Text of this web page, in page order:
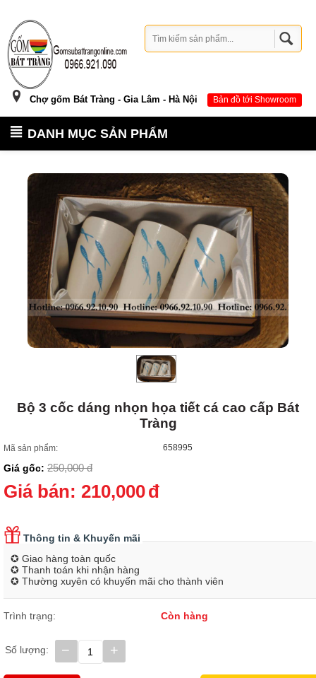
Chợ gốm Bát Tràng - Gia Lâm - Hà Nội Bản đồ tới Showroom
DANH MỤC SẢN PHẨM
Bộ 3 cốc dáng nhọn họa tiết cá cao cấp Bát
Tràng
Mã sản phẩm: 658995
Giá gốc: 250,000 đ
Giá bán: 210,000đ
Thông tin & Khuyến mãi
✪ Giao hàng toàn quốc
✪ Thanh toán khi nhận hàng
✪ Thường xuyên có khuyến mãi cho thành viên
Trình trạng: Còn hàng
Số lượng: +
−